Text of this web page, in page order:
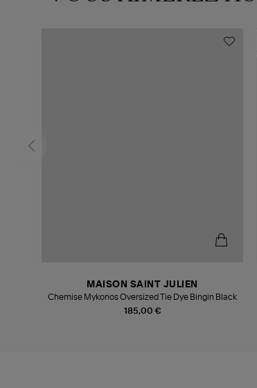
185,00 €
MAISON SAINT JULIEN
Chemise Mykonos Oversized Tie Dye Bingin Black